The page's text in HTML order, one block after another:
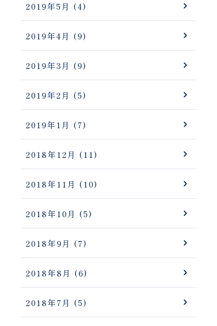
2019年5月 (4)
2019年4月 (9)
2019年3月 (9)
2019年2月 (5)
2019年1月 (7)
2018年12月 (11)
2018年11月 (10)
2018年10月 (5)
2018年9月 (7)
2018年8月 (6)
2018年7月 (5)